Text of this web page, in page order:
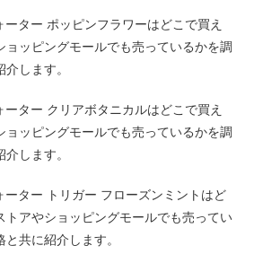
ター ポッピンフラワーはどこで買え
ョッピングモールでも売っているかを調
します。
ター クリアボタニカルはどこで買え
ョッピングモールでも売っているかを調
します。
ーター トリガー フローズンミントはど
トアやショッピングモールでも売ってい
共に紹介します。